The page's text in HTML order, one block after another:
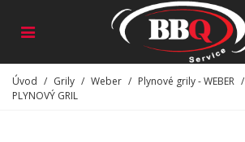
Úvod / Grily / Weber / Plynové grily - WEBER /
PLYNOVÝ GRIL